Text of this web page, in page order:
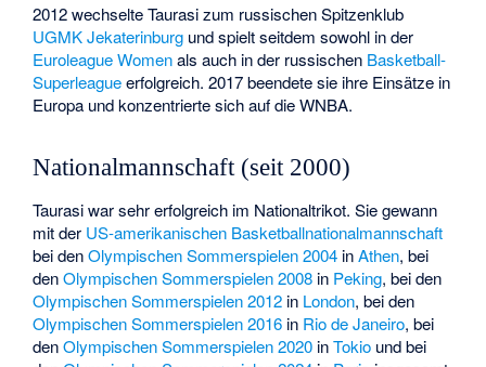
2012 wechselte Taurasi zum russischen Spitzenklub
UGMK Jekaterinburg und spielt seitdem sowohl in der
Euroleague Womenals auch in der russischen Basketball-
Superleagueerfolgreich. 2017 beendete sie ihre Einsätze in
Europa und konzentrierte sich auf die WNBA.
Nationalmannschaft (seit 2000)
Taurasi war sehr erfolgreich im Nationaltrikot. Sie gewann
mit der US-amerikanischen Basketballnationalmannschaft
bei denOlympischen Sommerspielen 2004 inAthen, bei
denOlympischen Sommerspielen 2008 in Peking, bei den
Olympischen Sommerspielen 2012 in London, bei den
Olympischen Sommerspielen 2016 in Rio de Janeiro, bei
denOlympischen Sommerspielen 2020 inTokio und bei